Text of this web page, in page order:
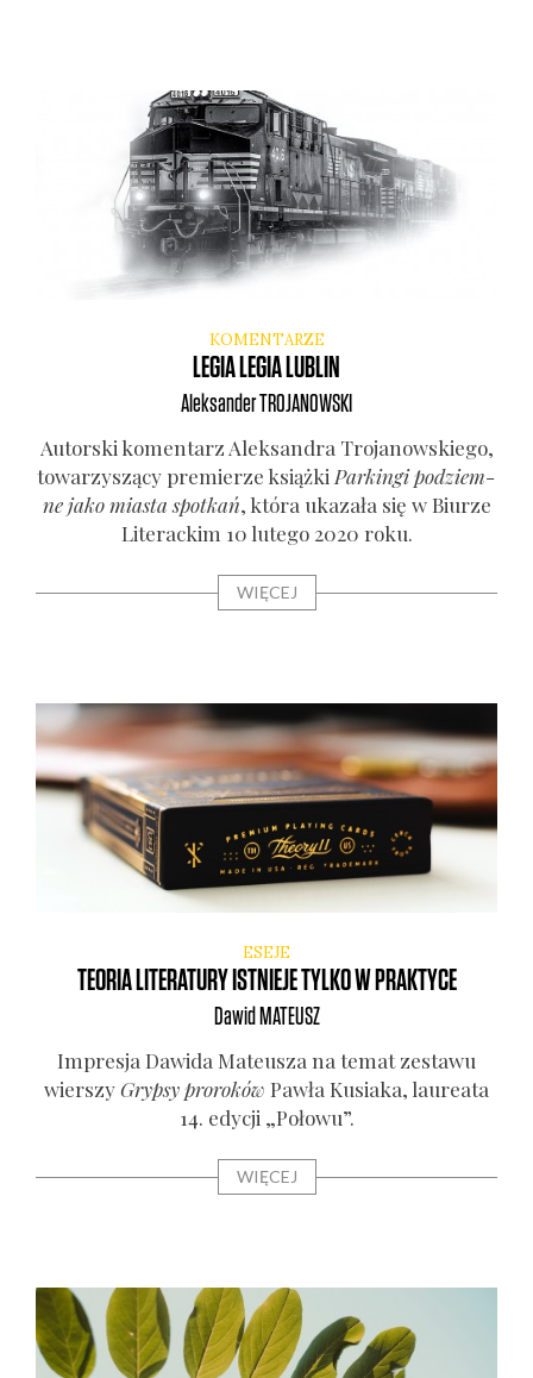
KOMENTARZE
LEGIA LEGIA LUBLIN
AleksanderTROJANOWSKI
Autor­ski komen­tarz Alek­san­dra Tro­ja­now­skie­go,
towa­rzy­szą­cy pre­mie­rze książ­ki Par­kin­gi pod­ziem­
ne jako mia­sta spo­tkań, któ­ra uka­za­ła się w Biu­rze
Lite­rac­kim 10 lute­go 2020 roku.
WIĘCEJ
ESEJE
TEORIA LITERATURY ISTNIEJE TYLKO W PRAKTYCE
Dawid MATEUSZ
Impre­sja Dawi­da Mate­usza na temat zesta­wu
wier­szyGryp­sy pro­ro­ków Paw­ła Kusia­ka, lau­re­ata
14. edy­cji „Poło­wu”.
WIĘCEJ